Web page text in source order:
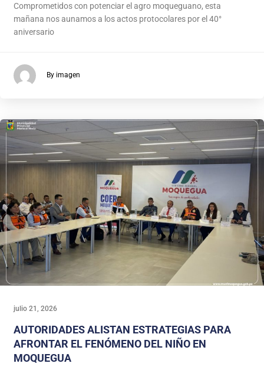
Comprometidos con potenciar el agro moqueguano, esta
mañana nos aunamos a los actos protocolares por el 40°
aniversario
By imagen
julio 21, 2026
AUTORIDADES ALISTAN ESTRATEGIAS PARA
AFRONTAR EL FENÓMENO DEL NIÑO EN
MOQUEGUA